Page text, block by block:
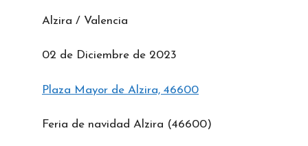
Alzira / Valencia
02 de Diciembre de 2023
Plaza Mayor de Alzira, 46600
Feria de navidad Alzira (46600)